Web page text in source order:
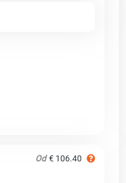
Od € 106.40